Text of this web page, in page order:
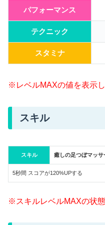
パフォーマンス
テクニック
スタミナ
※レベルMAXの値を表示し
スキル
スキル 癒しの足つぼマッサ
5秒間 スコアが120%UPする
※スキルレベルMAXの状態